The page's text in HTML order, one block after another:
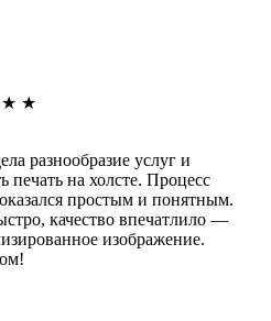
★ ★
разнообразие услуг и
печать на холсте. Процесс
простым и понятным.
качество впечатлило —
изображение.